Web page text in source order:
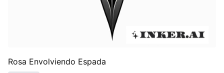
Rosa Envolviendo Espada